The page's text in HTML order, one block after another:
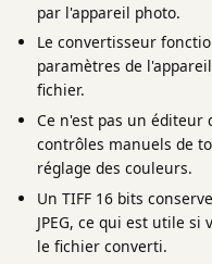
par l'appareil photo.
Le convertisseur
paramètres de
fichier.
Ce n'est pas un éditeur
contrôles manuels de
réglage des couleurs.
Un TIFF 16 bits
JPEG, ce qui est utile
le fichier converti.